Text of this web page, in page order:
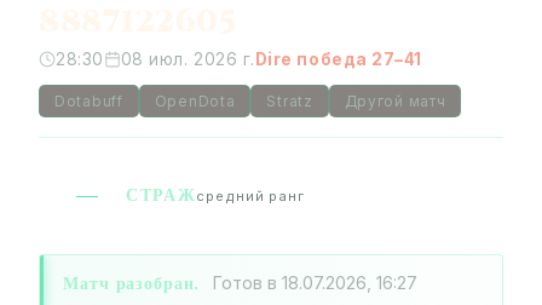
28:30 08 июл. 2026 г.Dire победа 27–41
Dotabuff OpenDota Stratz Другой матч
СТРАЖсредний ранг
Матч разобран. Готов в 18.07.2026, 16:27